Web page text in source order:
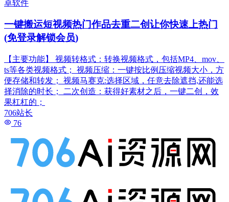
卓软件
一键搬运短视频热门作品去重二创让你快速上热门
(免登录解锁会员)
【主要功能】 视频转格式：转换视频格式，包括MP4、mov、
ts等各类视频格式； 视频压缩：一键按比例压缩视频大小，方
便存储和转发； 视频马赛克:选择区域，任意去除遮挡,还能选
择消除的时长； 二次创造：获得好素材之后，一键二创，效
果杠杠的；
706站长
76